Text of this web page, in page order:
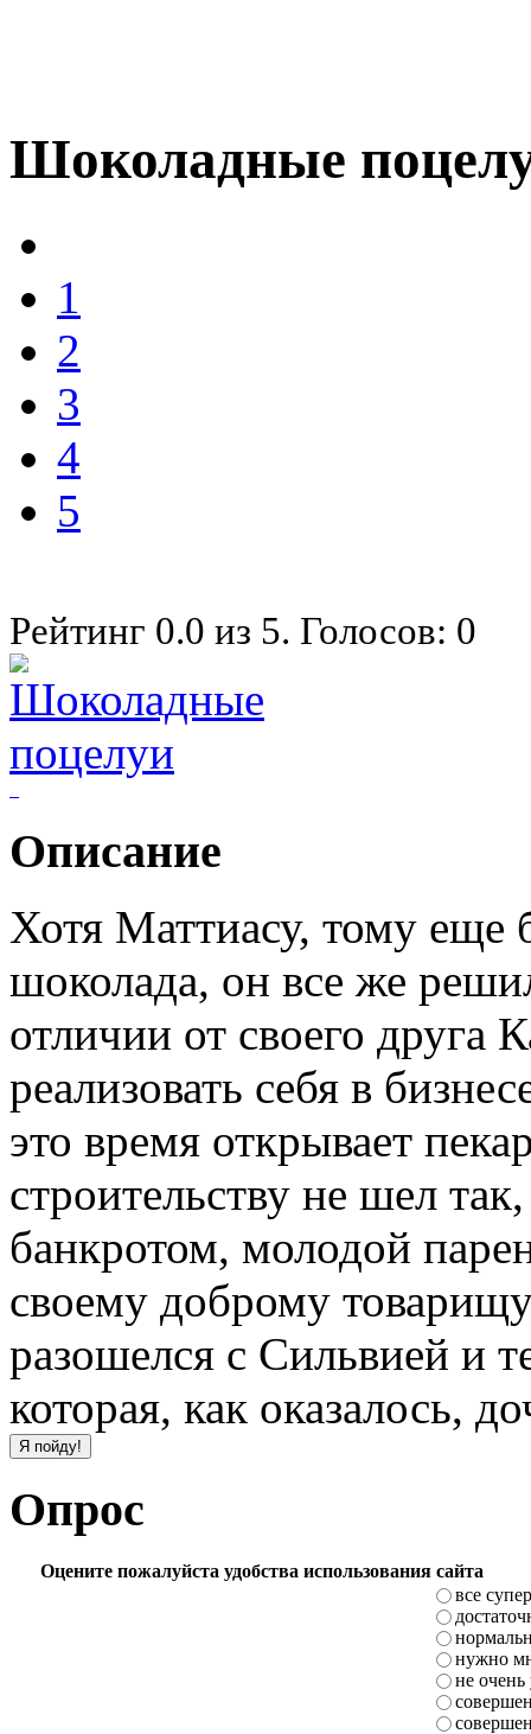
Шоколадные
1
2
3
4
5
Рейтинг 0.0 из 5. Голосов: 0
Описание
Хотя Маттиасу, тому
шоколада, он все же
отличии от своего друга
реализовать себя в
это время открывает
строительству не шел
банкротом, молодой
своему доброму
разошелся с Сильвией и
которая, как оказалось,
Опрос
Оцените пожалуйста удобства использования сайта
все супер
нужно
не очень